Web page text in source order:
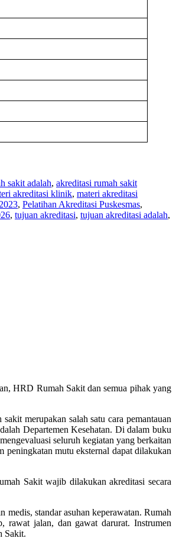
sakit adalah, akreditasi rumah sakit
akreditasi klinik, materi akreditasi
, Pelatihan Akreditasi Puskesmas,
, tujuan akreditasi, tujuan akreditasi adalah,
HRD Rumah Sakit dan semua pihak yang
merupakan salah satu cara pemantauan
Departemen Kesehatan. Di dalam buku
seluruh kegiatan yang berkaitan
peningkatan mutu eksternal dapat dilakukan
Sakit wajib dilakukan akreditasi secara
medis, standar asuhan keperawatan. Rumah
rawat jalan, dan gawat darurat. Instrumen
Sakit.